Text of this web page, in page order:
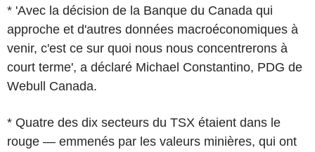
* 'Avec la décision de la Banque du Canada qui
approche et d'autres données macroéconomiques à
venir, c'est ce sur quoi nous nous concentrerons à
court terme', a déclaré Michael Constantino, PDG de
Webull Canada.
* Quatre des dix secteurs du TSX étaient dans le
rouge — emmenés par les valeurs minières, qui ont